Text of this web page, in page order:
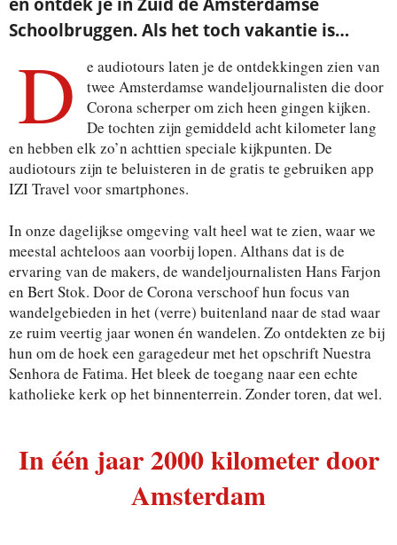
Schoolbruggen. Als het toch vakantie is…
D
e audiotours laten je de ontdekkingen zien van
twee Amsterdamse wandeljournalisten die door
Corona scherper om zich heen gingen kijken.
De tochten zijn gemiddeld acht kilometer lang
en hebben elk zo’n achttien speciale kijkpunten. De
audiotours zijn te beluisteren in de gratis te gebruiken app
IZI Travel voor smartphones.
In onze dagelijkse omgeving valt heel wat te zien, waar we
meestal achteloos aan voorbij lopen. Althans dat is de
ervaring van de makers, de wandeljournalisten Hans Farjon
en Bert Stok. Door de Corona verschoof hun focus van
wandelgebieden in het (verre) buitenland naar de stad waar
ze ruim veertig jaar wonen én wandelen. Zo ontdekten ze bij
hun om de hoek een garagedeur met het opschrift Nuestra
Senhora de Fatima. Het bleek de toegang naar een echte
katholieke kerk op het binnenterrein. Zonder toren, dat wel.
In één jaar 2000 kilometer door
Amsterdam